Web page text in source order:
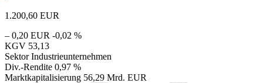
1.200,60 EUR
– 0,20 EUR -0,02 %
KGV 53,13
Sektor Industrieunternehmen
Div.-Rendite 0,97 %
Marktkapitalisierung 56,29 Mrd. EUR